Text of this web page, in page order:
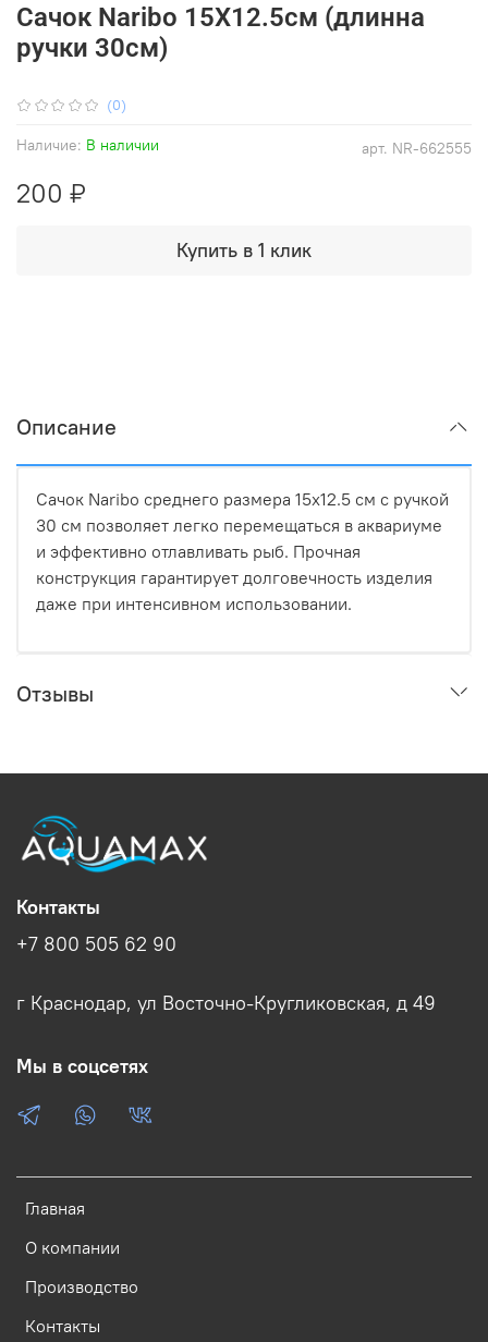
(0)
арт. NR-662555
Наличие: В наличии
Сачок Naribo 15X12.5см (длинна
ручки 30см)
200 ₽
Купить в 1 клик
Описание
Сачок Naribo среднего размера 15х12.5 см с ручкой
30 см позволяет легко перемещаться в аквариуме
и эффективно отлавливать рыб. Прочная
конструкция гарантирует долговечность изделия
даже при интенсивном использовании.
Отзывы
Главная
О компании
Производство
Контакты
Контакты
+7 800 505 62 90
г Краснодар, ул Восточно-Кругликовская, д 49
Мы в соцсетях